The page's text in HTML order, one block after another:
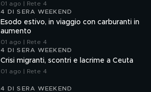
01 ago | Rete 4
4 DI SERA WEEKEND
Esodo estivo, in viaggio con carburanti in
aumento
01 ago | Rete 4
4 DI SERA WEEKEND
Crisi migranti, scontri e lacrime a Ceuta
01 ago | Rete 4
4 DI SERA WEEKEND